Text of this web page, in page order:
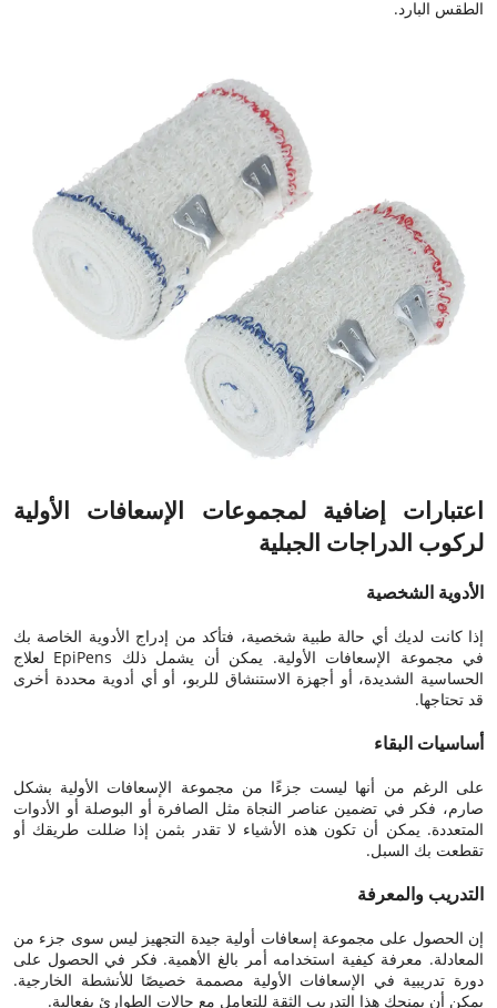
الطقس البارد.
اعتبارات إضافية لمجموعات الإسعافات الأولية
لركوب الدراجات الجبلية
الأدوية الشخصية
إذا كانت لديك أي حالة طبية شخصية، فتأكد من إدراج الأدوية الخاصة بك
في مجموعة الإسعافات الأولية. يمكن أن يشمل ذلك EpiPens لعلاج
الحساسية الشديدة، أو أجهزة الاستنشاق للربو، أو أي أدوية محددة أخرى
قد تحتاجها.
أساسيات البقاء
على الرغم من أنها ليست جزءًا من مجموعة الإسعافات الأولية بشكل
صارم، فكر في تضمين عناصر النجاة مثل الصافرة أو البوصلة أو الأدوات
المتعددة. يمكن أن تكون هذه الأشياء لا تقدر بثمن إذا ضللت طريقك أو
تقطعت بك السبل.
التدريب والمعرفة
إن الحصول على مجموعة إسعافات أولية جيدة التجهيز ليس سوى جزء من
المعادلة. معرفة كيفية استخدامه أمر بالغ الأهمية. فكر في الحصول على
دورة تدريبية في الإسعافات الأولية مصممة خصيصًا للأنشطة الخارجية.
يمكن أن يمنحك هذا التدريب الثقة للتعامل مع حالات الطوارئ بفعالية.